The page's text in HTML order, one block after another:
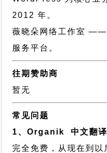
2012 年。
薇晓朵网络工作室 ——
服务平台。
往期赞助商
暂无
常见问题
1、Organik 中文翻译
完全免费，从现在到